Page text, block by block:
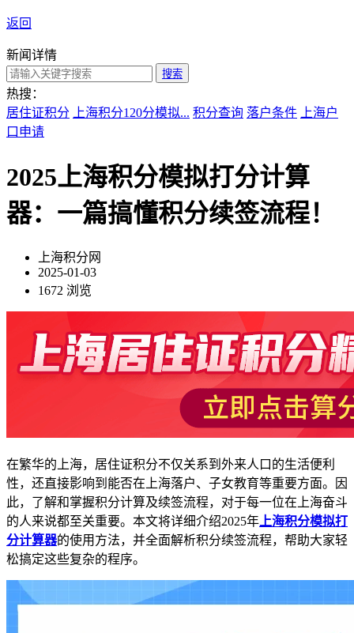
返回
新闻详情
搜索
热搜：
居住证积分
上海积分120分模拟... 积分查询 落户条件
上海户
口申请
2025上海积分模拟打分计算
器：一篇搞懂积分续签流程！
上海积分网
2025-01-03
1672 浏览
在繁华的上海，居住证积分不仅关系到外来人口的生活便利
性，还直接影响到能否在上海落户、子女教育等重要方面。因
此，了解和掌握积分计算及续签流程，对于每一位在上海奋斗
的人来说都至关重要。本文将详细介绍2025年 上海积分模拟打
分计算器的使用方法，并全面解析积分续签流程，帮助大家轻
松搞定这些复杂的程序。